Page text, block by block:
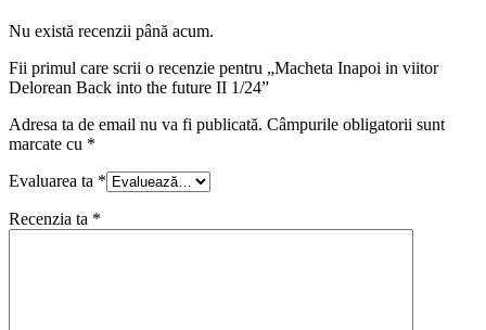
Nu există recenzii până acum.
Fii primul care scrii o recenzie pentru „Macheta Inapoi in viitor
Delorean Back into the future II 1/24”
Adresa ta de email nu va fi publicată. Câmpurile obligatorii sunt
marcate cu *
Evaluarea ta *
Recenzia ta *